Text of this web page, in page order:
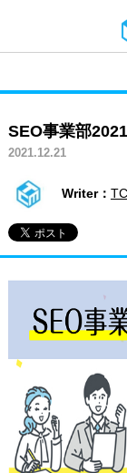
SEO事業部
2021.12.21
Writer：